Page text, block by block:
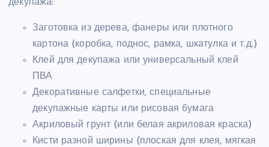
декупажа:
Заготовка из дерева, фанеры или плотного
картона (коробка, поднос, рамка, шкатулка и т.д.)
Клей для декупажа или универсальный клей
ПВА
Декоративные салфетки, специальные
декупажные карты или рисовая бумага
Акриловый грунт (или белая акриловая краска)
Кисти разной ширины (плоская для клея, мягкая